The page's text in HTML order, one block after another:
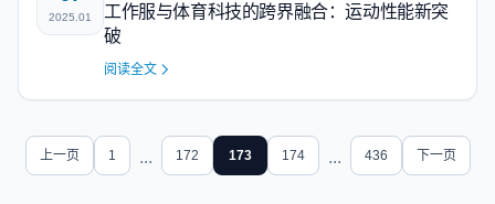
2025.01
工作服与体育科技的跨界融合：运动性能新突
破
阅读全文
上一页 1 ... 172 173 174 ... 436 下一页